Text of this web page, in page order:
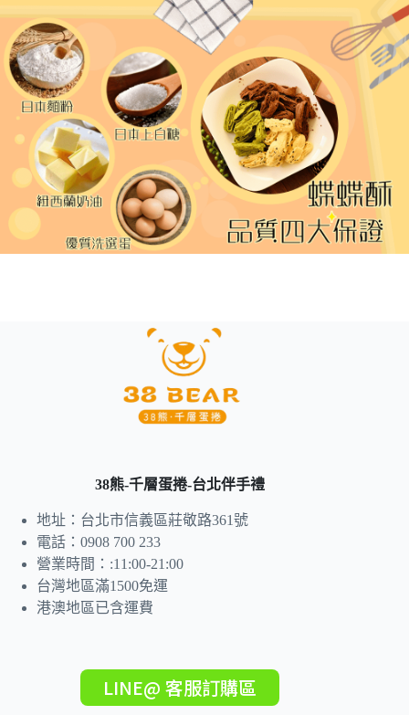
38熊-千層蛋捲-台北伴手禮
地址：台北市信義區莊敬路361號
電話：0908 700 233
營業時間：:11:00-21:00
台灣地區滿1500免運
港澳地區已含運費
LINE@ 客服訂購區